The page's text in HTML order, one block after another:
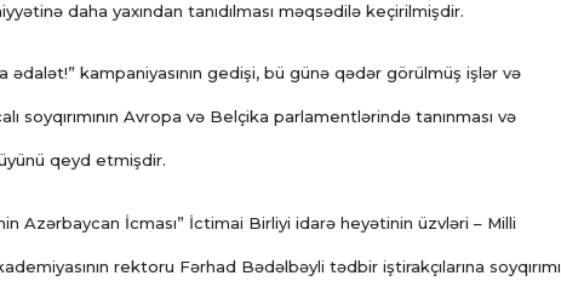
daha yaxından tanıdılması məqsədilə keçirilmişdir.
ədalət!” kampaniyasının gedişi, bü günə qədər görülmüş işlər və
soyqırımının Avropa və Belçika parlamentlərində tanınması və
qeyd etmişdir.
Azərbaycan İcması” İctimai Birliyi idarə heyətinin üzvləri – Milli
rektoru Fərhad Bədəlbəyli tədbir iştirakçılarına soyqırımı